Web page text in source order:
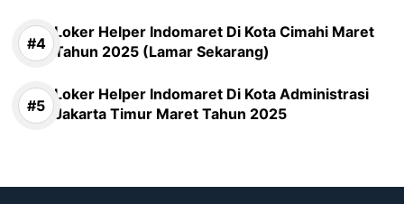
Loker Helper Indomaret Di Kota Cimahi Maret
Tahun 2025 (Lamar Sekarang)
Loker Helper Indomaret Di Kota Administrasi
Jakarta Timur Maret Tahun 2025